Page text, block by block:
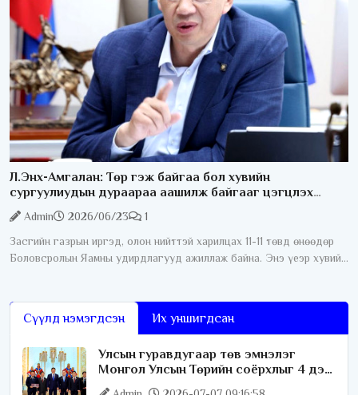
Л.Энх-Амгалан: Төр гэж байгаа бол хувийн
сургуулиудын дураараа аашилж байгааг цэгцлэх
ёстой
Admin 2026/06/23
1
Засгийн газрын иргэд, олон нийттэй харилцах 11-11 төвд өнөөдөр
Боловсролын Яамны удирдлагууд ажиллаж байна. Энэ үеэр хувийн
Сүүлд нэмэгдсэн Их уншигдсан
Улсын гуравдугаар төв эмнэлэг
Монгол Улсын Төрийн соёрхлыг 4 дэх
удаагаа хүртлээ